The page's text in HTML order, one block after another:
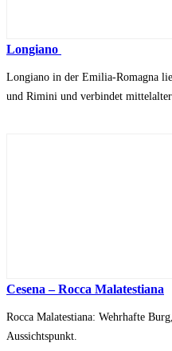
Longiano
Longiano in der Emilia-Romagna
und Rimini und verbindet
Cesena – Rocca Malatestiana
Rocca Malatestiana: Wehrhafte
Aussichtspunkt.